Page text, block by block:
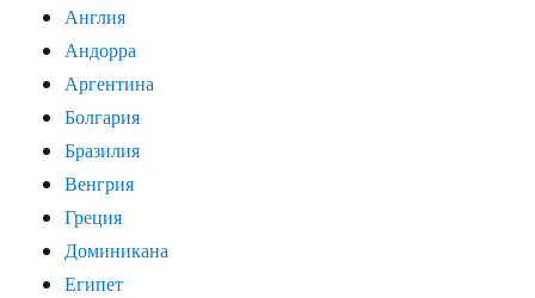
Англия
Андорра
Аргентина
Болгария
Бразилия
Венгрия
Греция
Доминикана
Египет